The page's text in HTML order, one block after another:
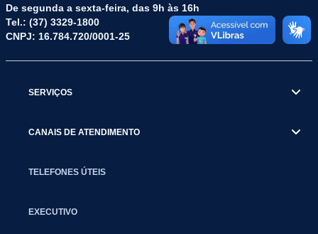
De segunda a sexta-feira, das 9h às 16h
Tel.: (37) 3329-1800
CNPJ: 16.784.720/0001-25
SERVIÇOS
CANAIS DE ATENDIMENTO
TELEFONES ÚTEIS
EXECUTIVO